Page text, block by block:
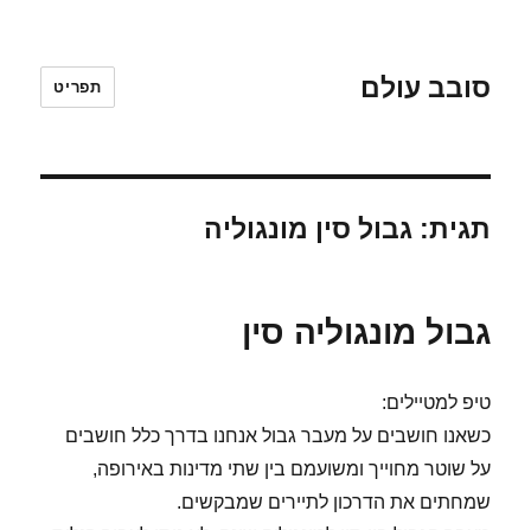
סובב עולם תפריט
תגית: גבול סין מונגוליה
גבול מונגוליה סין
טיפ למטיילים:
כשאנו חושבים על מעבר גבול אנחנו בדרך כלל חושבים
על שוטר מחוייך ומשועמם בין שתי מדינות באירופה,
שמחתים את הדרכון לתיירים שמבקשים.